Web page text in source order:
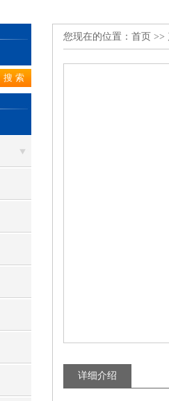
您现在的位置： 首页 >>
详细介绍